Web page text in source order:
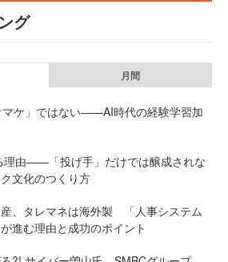
グ
月間
マケ」ではない——AI時代の経験学習加
理由——「投げ手」だけでは醸成されな
文化のつくり方
、タレマネは海外製 「人事システム
進む理由と成功のポイント